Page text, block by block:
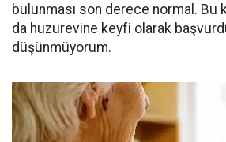
bulunması son derece normal. Bu
da huzurevine keyfi olarak
düşünmüyorum.